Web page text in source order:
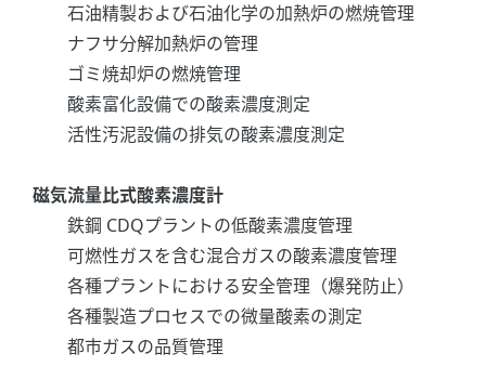
石油精製および石油化学の加熱炉の燃焼管理
ナフサ分解加熱炉の管理
ゴミ焼却炉の燃焼管理
酸素富化設備での酸素濃度測定
活性汚泥設備の排気の酸素濃度測定
磁気流量比式酸素濃度計
鉄鋼 CDQプラントの低酸素濃度管理
可燃性ガスを含む混合ガスの酸素濃度管理
各種プラントにおける安全管理（爆発防止）
各種製造プロセスでの微量酸素の測定
都市ガスの品質管理